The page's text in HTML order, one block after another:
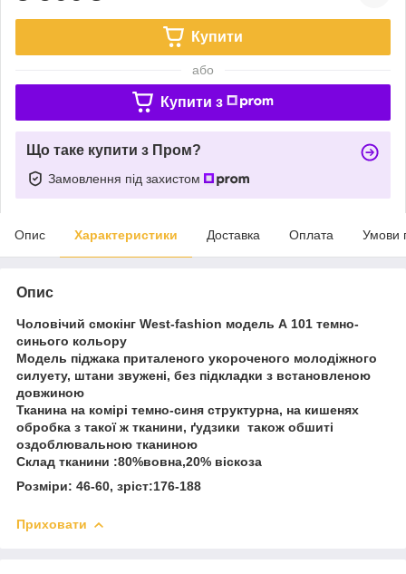
Купити
або
Купити з
Що таке купити з Пром?
Замовлення під захистом
Опис Характеристики Доставка Оплата Умови
Опис
Чоловічий смокінг West-fashion модель А 101 темно-
синього кольору
Модель піджака приталеного укороченого молодіжного
силуету, штани звужені, без підкладки з встановленою
довжиною
Тканина на комірі темно-синя структурна, на кишенях
обробка з такої ж тканини, ґудзики також обшиті
оздоблювальною тканиною
Склад тканини :80%вовна,20% віскоза
Розміри: 46-60, зріст:176-188
Приховати